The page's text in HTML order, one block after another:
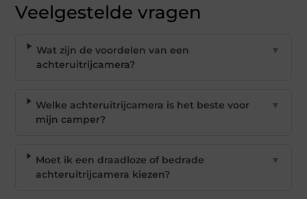
Veelgestelde vragen
Wat zijn de voordelen van een
achteruitrijcamera?
▼
Welke achteruitrijcamera is het beste voor
mijn camper?
▼
Moet ik een draadloze of bedrade
achteruitrijcamera kiezen?
▼